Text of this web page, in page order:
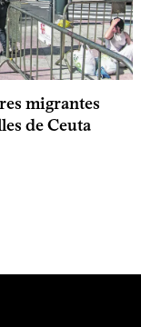
migrantes
de Ceuta